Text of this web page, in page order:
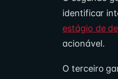
identificar
estágio de
acionável.
O terceiro